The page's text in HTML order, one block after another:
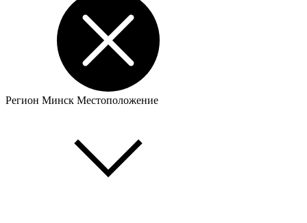
Регион Минск Местоположение